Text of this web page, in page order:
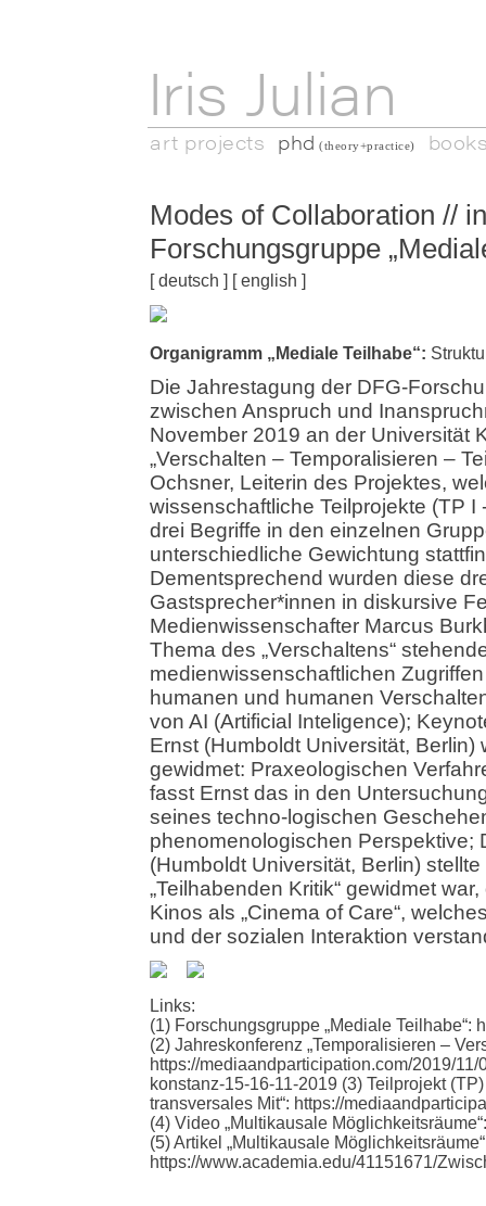
Iris Julian
art projects phd (theory+practice)
Modes of Collaboration //
Forschungsgruppe
[deutsch ] [english ]
Organigramm „Mediale Teilhabe“:
Die Jahrestagung der DFG-
zwischen Anspruch und
November 2019 an der Universität
„Verschalten – Temporalisieren –
Ochsner, Leiterin des Projektes,
wissenschaftliche Teilprojekte (TP
drei Begriffe in den einzelnen
unterschiedliche Gewichtung
Dementsprechend wurden diese
Gastsprecher*innen in diskursive
Medienwissenschafter Marcus
Thema des „Verschaltens“
medienwissenschaftlichen
humanen und humanen
von AI (Artificial Inteligence);
Ernst (Humboldt Universität, Berlin)
gewidmet: Praxeologischen
fasst Ernst das in den
seines techno-logischen
phenomenologischen Perspektive;
(Humboldt Universität, Berlin)
„Teilhabenden Kritik“ gewidmet
Kinos als „Cinema of Care“,
und der sozialen Interaktion
Links:
(1) Forschungsgruppe „Mediale Teilhabe“:
(2) Jahreskonferenz „Temporalisieren –
https://mediaandparticipation.com/2019/
konstanz-15-16-11-2019 (3) Teilprojekt
transversales Mit“: https://
(4) Video „Multikausale
(5) Artikel „Multikausale
https://www.academia.edu/41151671/